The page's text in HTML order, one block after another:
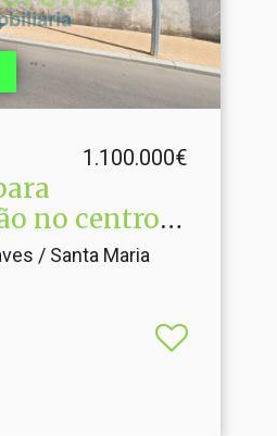
1.100.000€
no centro
/ Santa Maria